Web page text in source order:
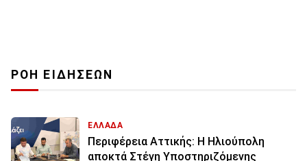
ΡΟΗ ΕΙΔΗΣΕΩΝ
ΕΛΛΑΔΑ
Περιφέρεια Αττικής: Η Ηλιούπολη
αποκτά Στέγη Υποστηριζόμενης